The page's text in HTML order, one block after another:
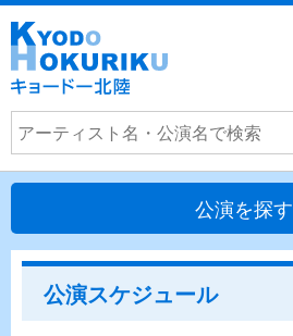
公演を探す
公演スケジュール